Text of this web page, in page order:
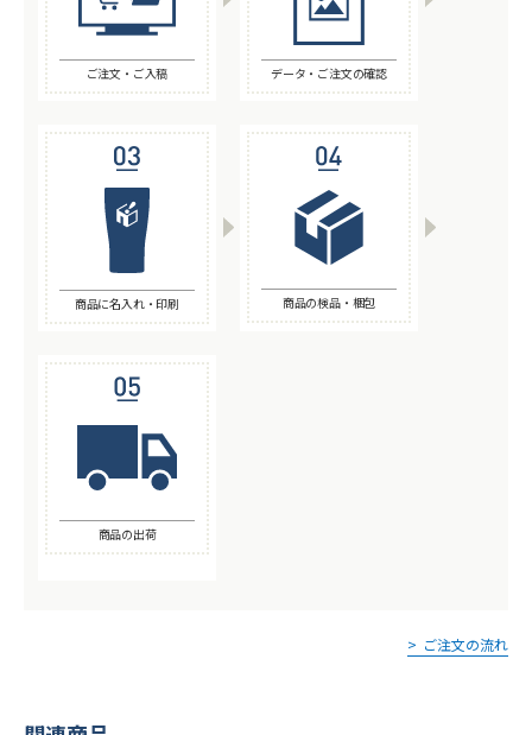
ご注文・ご入稿 データ・ご注文の確認
商品に名入れ・印刷 商品の検品・梱包
商品の出荷
ご注文の流れ